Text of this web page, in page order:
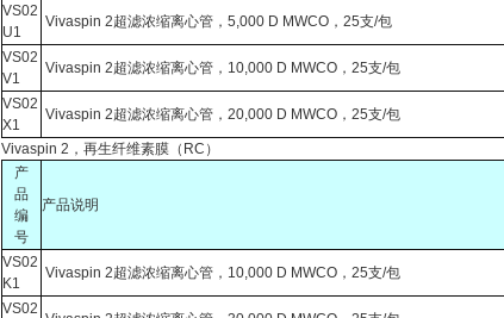
VS02
U1
Vivaspin 2超滤浓缩离心管，5,000 D MWCO，25支/包
VS02
V1
Vivaspin 2超滤浓缩离心管，10,000 D MWCO，25支/包
VS02
X1
Vivaspin 2超滤浓缩离心管，20,000 D MWCO，25支/包
Vivaspin 2，再生纤维素膜（RC）
产
品
编
号
产品说明
VS02
K1
Vivaspin 2超滤浓缩离心管，10,000 D MWCO，25支/包
VS02